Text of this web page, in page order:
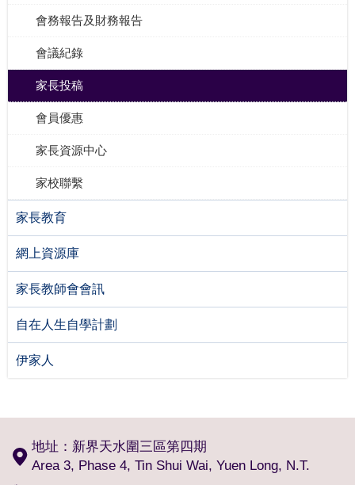
會務報告及財務報告
會議紀錄
家長投稿
會員優惠
家長資源中心
家校聯繫
家長教育
網上資源庫
家長教師會會訊
自在人生自學計劃
伊家人
地址：新界天水圍三區第四期
Area 3, Phase 4, Tin Shui Wai, Yuen Long, N.T.